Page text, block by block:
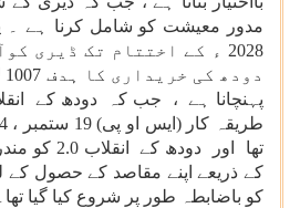
2028 ء کے اختتام تک ڈیری
تھا اور
کو باضابطہ طور پر شروع کیا گیا